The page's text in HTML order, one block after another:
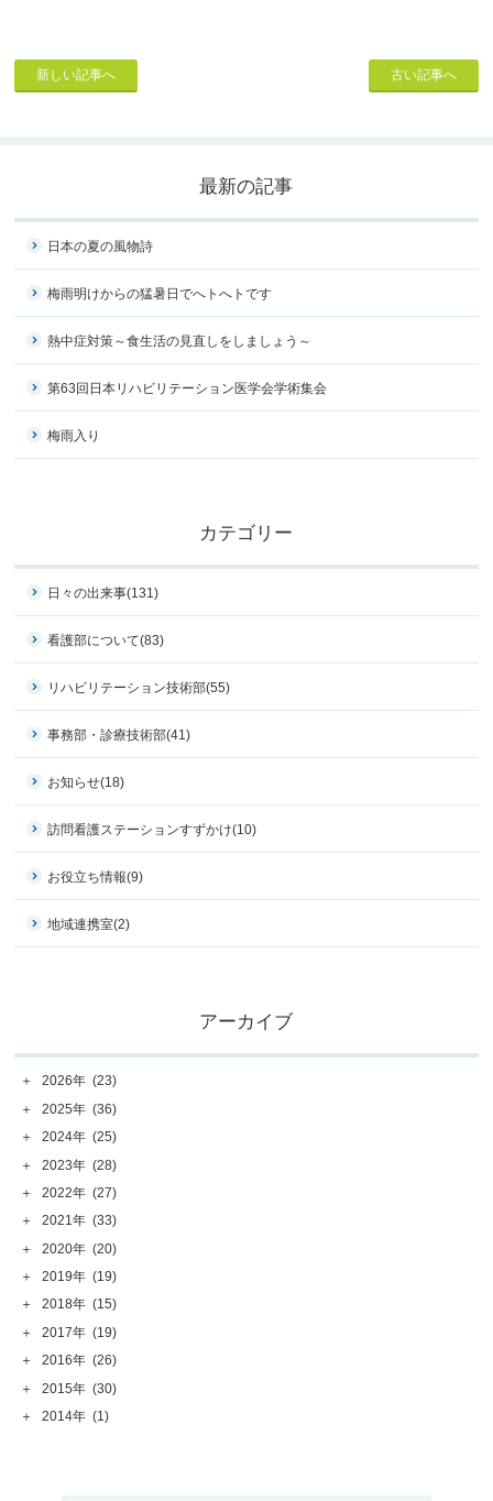
新しい記事へ 古い記事へ
最新の記事
日本の夏の風物詩
梅雨明けからの猛暑日でへトへトです
熱中症対策～食生活の見直しをしましょう～
第63回日本リハビリテーション医学会学術集会
梅雨入り
カテゴリー
日々の出来事(131)
看護部について(83)
リハビリテーション技術部(55)
事務部・診療技術部(41)
お知らせ(18)
訪問看護ステーションすずかけ(10)
お役立ち情報(9)
地域連携室(2)
アーカイブ
＋ 2026年 (23)
＋
2025年 (36)
＋
2024年 (25)
＋
2023年 (28)
＋
2022年 (27)
＋
2021年 (33)
＋
2020年 (20)
＋
2019年 (19)
＋
2018年 (15)
＋
2017年 (19)
＋
2016年 (26)
＋
2015年 (30)
＋
2014年 (1)